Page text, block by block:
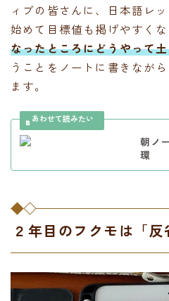
ィブの皆さんに、日本語レ
始めて目標値も掲げやすくな
なったところにどうやって
うことをノートに書きなが
ます。
朝ノ
環
２年目のフクモは「